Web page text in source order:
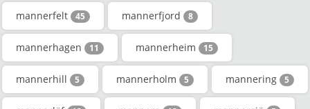
mannerfelt 45 mannerfjord 8
mannerhagen 11 mannerheim 15
mannerhill 5 mannerholm 5 mannering 5